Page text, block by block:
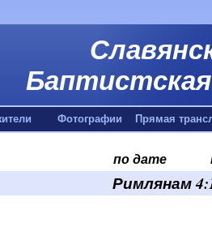
Фотографии Прямая
по дате
Римлянам